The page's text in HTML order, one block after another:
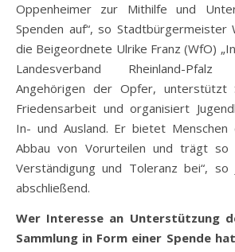
Oppenheimer zur Mithilfe und
Spenden auf“, so Stadtbürgermeister
die Beigeordnete Ulrike Franz (WfO)
Landesverband Rheinland-
Angehörigen der Opfer, unterstützt
Friedensarbeit und organisiert
In- und Ausland. Er bietet Menschen
Abbau von Vorurteilen und trägt so
Verständigung und Toleranz bei“, so
abschließend.
Wer Interesse an Unterstützung
Sammlung in Form einer Spende